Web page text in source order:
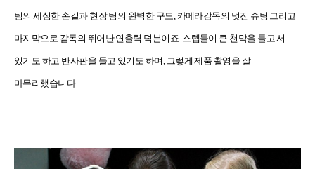
팀의 세심한 손길과 현장 팀의 완벽한 구도 카메라감독의 멋진 슈팅 그리고
마지막으로 감독의 뛰어난 연출력 덕분이죠 스텝들이 큰 천막을 들고 서
있기도 하고 반사판을 들고 있기도 하며 그렇게 제품 촬영을 잘
마무리했습니다.